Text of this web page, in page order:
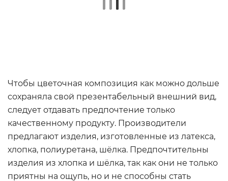
Чтобы цветочная композиция как можно дольше
сохраняла свой презентабельный внешний вид,
следует отдавать предпочтение только
качественному продукту. Производители
предлагают изделия, изготовленные из латекса,
хлопка, полиуретана, шёлка. Предпочтительны
изделия из хлопка и шёлка, так как они не только
приятны на ощупь, но и не способны стать